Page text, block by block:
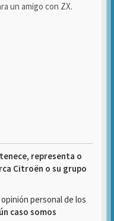
un amigo con ZX.
representa o
Citroën o su grupo
personal de los
caso somos